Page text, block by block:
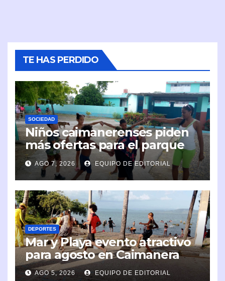
TE HAS PERDIDO
SOCIEDAD
Niños caimanerenses piden
más ofertas para el parque
infantil
AGO 7, 2026 EQUIPO DE EDITORIAL
DEPORTES
Mar y Playa evento atractivo
para agosto en Caimanera
AGO 5, 2026 EQUIPO DE EDITORIAL